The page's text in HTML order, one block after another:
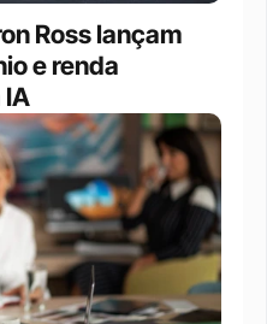
Ross lançam
e renda
IA